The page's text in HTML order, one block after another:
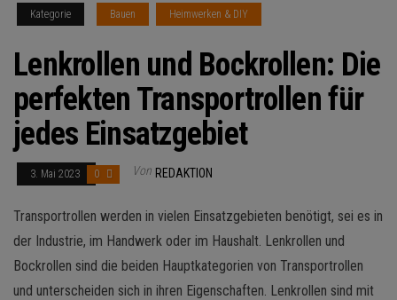
Kategorie Bauen Heimwerken & DIY
Lenkrollen und Bockrollen: Die
perfekten Transportrollen für
jedes Einsatzgebiet
3. Mai 2023 0 Von REDAKTION
Transportrollen werden in vielen Einsatzgebieten benötigt, sei es in
der Industrie, im Handwerk oder im Haushalt. Lenkrollen und
Bockrollen sind die beiden Hauptkategorien von Transportrollen
und unterscheiden sich in ihren Eigenschaften. Lenkrollen sind mit